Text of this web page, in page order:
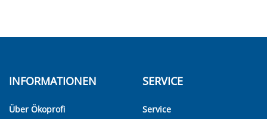
INFORMATIONEN
Über Ökoprofi
SERVICE
Service